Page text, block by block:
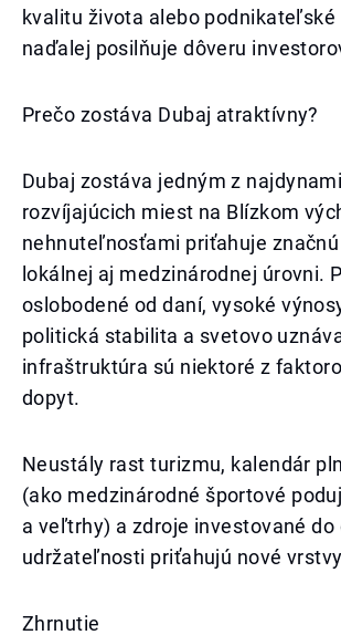
kvalitu života alebo
naďalej posilňuje dôveru
Prečo zostáva Dubaj atraktívny?
Dubaj zostáva jedným z
rozvíjajúcich miest na Blízkom
nehnuteľnosťami priťahuje
lokálnej aj medzinárodnej úrovni.
oslobodené od daní, vysoké
politická stabilita a svetovo
infraštruktúra sú niektoré z
dopyt.
Neustály rast turizmu, kalendár
(ako medzinárodné športové
a veľtrhy) a zdroje investované do
udržateľnosti priťahujú nové
Zhrnutie